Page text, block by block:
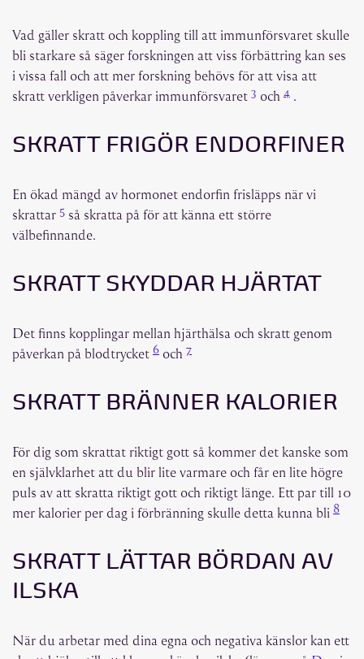
Vad gäller skratt och koppling till att immunförsvaret skulle
bli starkare så säger forskningen att viss förbättring kan ses
i vissa fall och att mer forskning behövs för att visa att
skratt verkligen påverkar immunförsvaret 3 och 4 .
SKRATT FRIGÖR ENDORFINER
En ökad mängd av hormonet endorfin frisläpps när vi
skrattar 5 så skratta på för att känna ett större
välbefinnande.
SKRATT SKYDDAR HJÄRTAT
Det finns kopplingar mellan hjärthälsa och skratt genom
påverkan på blodtrycket 6 och 7
SKRATT BRÄNNER KALORIER
För dig som skrattat riktigt gott så kommer det kanske som
en självklarhet att du blir lite varmare och får en lite högre
puls av att skratta riktigt gott och riktigt länge. Ett par till 10
mer kalorier per dag i förbränning skulle detta kunna bli 8
SKRATT LÄTTAR BÖRDAN AV
ILSKA
När du arbetar med dina egna och negativa känslor kan ett